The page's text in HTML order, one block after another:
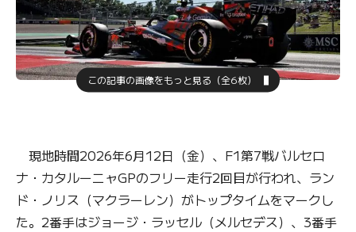
この記事の画像をもっと見る（全6枚）
現地時間2026年6月12日（金）、F1第7戦バルセロ
ナ・カタルーニャGPのフリー走行2回目が行われ、ラン
ド・ノリス（マクラーレン）がトップタイムをマークし
た。2番手はジョージ・ラッセル（メルセデス）、3番手